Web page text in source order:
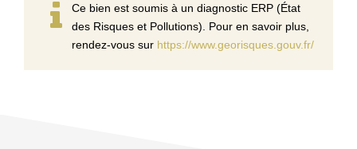
Ce bien est soumis à un diagnostic ERP (État
des Risques et Pollutions). Pour en savoir plus,
rendez-vous sur https://www.georisques.gouv.fr/